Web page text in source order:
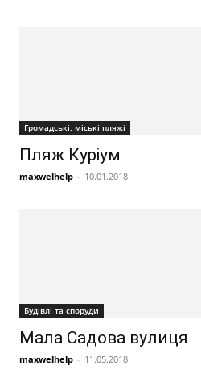
Громадські, міські пляжі
Пляж Куріум
maxwelhelp - 10.01.2018
Будівлі та споруди
Мала Садова вулиця
maxwelhelp - 11.05.2018